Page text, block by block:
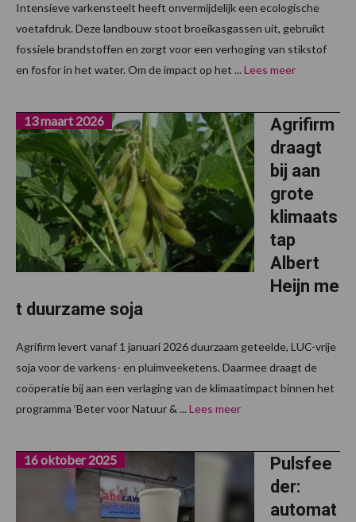
Intensieve varkensteelt heeft onvermijdelijk een ecologische
voetafdruk. Deze landbouw stoot broeikasgassen uit, gebruikt
fossiele brandstoffen en zorgt voor een verhoging van stikstof
en fosfor in het water. Om de impact op het ... Lees meer
Agrifirm
draagt
bij aan
grote
klimaats
tap
Albert
Heijn me
t duurzame soja
13 maart 2026
Agrifirm levert vanaf 1 januari 2026 duurzaam geteelde, LUC-vrije
soja voor de varkens- en pluimveeketens. Daarmee draagt de
coöperatie bij aan een verlaging van de klimaatimpact binnen het
programma ‘Beter voor Natuur & ... Lees meer
Pulsfee
der:
automat
16 oktober 2025